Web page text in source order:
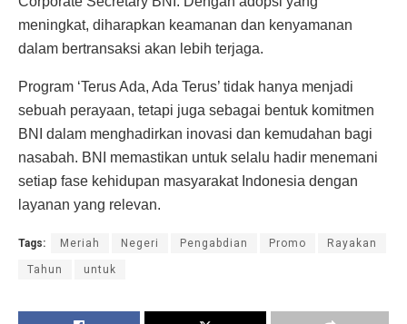
meningkat, diharapkan keamanan dan kenyamanan
dalam bertransaksi akan lebih terjaga.
Program ‘Terus Ada, Ada Terus’ tidak hanya menjadi
sebuah perayaan, tetapi juga sebagai bentuk komitmen
BNI dalam menghadirkan inovasi dan kemudahan bagi
nasabah. BNI memastikan untuk selalu hadir menemani
setiap fase kehidupan masyarakat Indonesia dengan
layanan yang relevan.
Tags: Meriah Negeri Pengabdian Promo Rayakan
Tahun untuk